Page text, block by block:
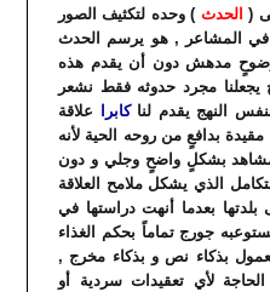
( الحدث ) وحده لتكثيف الصور
في المشاعر , هو يرسم الحدث
مدهش دون أن يقدم هذه
مجرد حدوثه فقط نشعر
النهج يقدم لناكابرا
علاقة
بدافعٍ من روحه الحية لأنه
بشكلٍ واضحٍ وجلي و دون
الذي يشكل ملامح العلاقة
بعدما أنهت دراستها في
جورج تماماً بحكم الغذاء
بذكاء نص و بذكاء مخرج ,
لأي تعقيدات سردية أو